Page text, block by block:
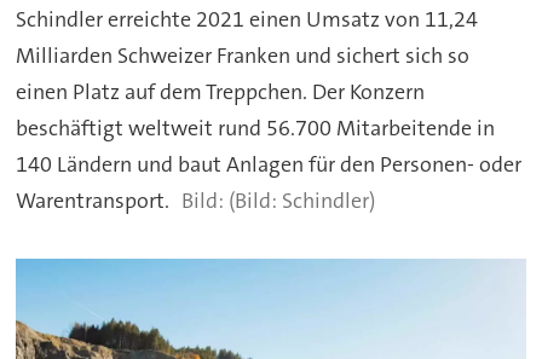
Schindler erreichte 2021 einen Umsatz von 11,24
Milliarden Schweizer Franken und sichert sich so
einen Platz auf dem Treppchen. Der Konzern
beschäftigt weltweit rund 56.700 Mitarbeitende in
140 Ländern und baut Anlagen für den Personen- oder
Warentransport.
(Bild: Schindler)